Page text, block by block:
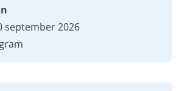
september 2026